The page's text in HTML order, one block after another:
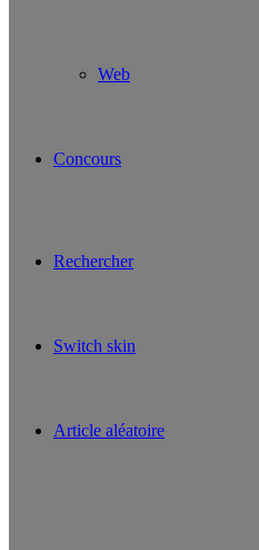
Web
Concours
Rechercher
Switch skin
Article aléatoire